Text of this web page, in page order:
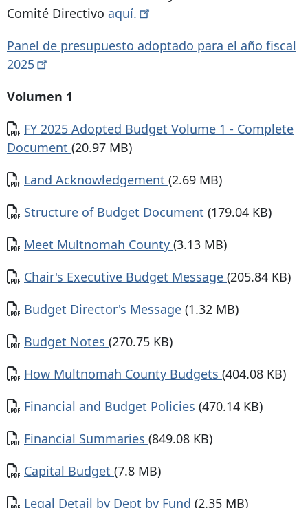
Comité Directivo aquí.
Panel de presupuesto adoptado para el año fiscal
2025
Volumen 1
Documento
FY 2025 Adopted Budget Volume 1 - Complete
Document (20.97 MB)
Documento
Land Acknowledgement (2.69 MB)
Documento
Structure of Budget Document (179.04 KB)
Documento
Meet Multnomah County (3.13 MB)
Documento
Chair's Executive Budget Message (205.84 KB)
Documento
Budget Director's Message (1.32 MB)
Documento
Budget Notes (270.75 KB)
Documento
How Multnomah County Budgets (404.08 KB)
Documento
Financial and Budget Policies (470.14 KB)
Documento
Financial Summaries (849.08 KB)
Documento
Capital Budget (7.8 MB)
Documento
Legal Detail by Dept by Fund (2.35 MB)